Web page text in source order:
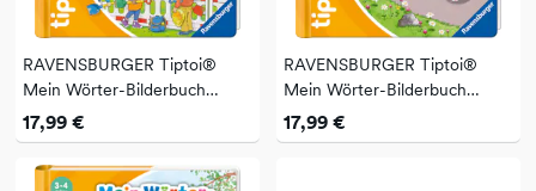
RAVENSBURGER Tiptoi®
Mein Wörter-Bilderbuch
Baustelle
17,99 €
RAVENSBURGER Tiptoi®
Mein Wörter-Bilderbuch
Unterwegs
17,99 €